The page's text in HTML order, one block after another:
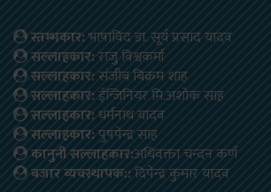
स्तम्भकार:भाषाविद डा. सूर्य प्रसाद यादव
सल्लाहकार:राजु विश्वकर्मा
सल्लाहकार:संजीब बिक्रम शाह
सल्लाहकार:ईन्जिनियर मि.अशोक साह
सल्लाहकार: धर्मनाथ यादव
सल्लाहकार:पुषपेन्द्र साह
कानुनी सल्लाहकार:अधिवक्ता चन्दन कर्ण
बजार ब्यवस्थापक::दिपेन्द्र कुमार यादव